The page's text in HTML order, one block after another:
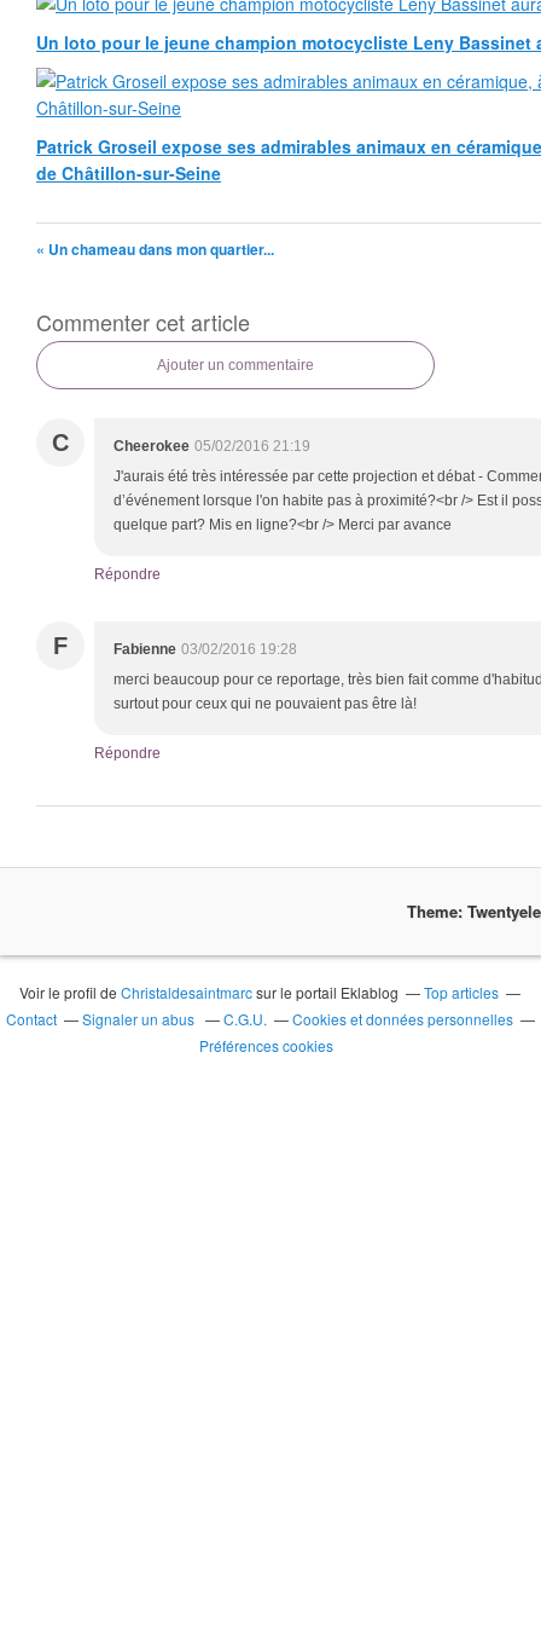
Un loto pour le jeune champion motocycliste Leny Bassinet
Patrick Groseil expose ses admirables animaux en
de Châtillon-sur-Seine
« Un chameau dans mon quartier...
Commenter cet article
Ajouter un commentaire
C Cheerokee 05/02/2016 21:19
J'aurais été très intéressée par cette projection et débat -
d’événement lorsque l'on habite pas à proximité?<br /> Est il
quelque part? Mis en ligne?<br /> Merci par avance
Répondre
F Fabienne 03/02/2016 19:28
merci beaucoup pour ce reportage, très bien fait comme
surtout pour ceux qui ne pouvaient pas être là!
Répondre
Theme:
Voir le profil deChristaldesaintmarcsur le portail Eklablog
Top articles
Contact
Signaler un abus C.G.U.
Cookies et données personnelles
Préférences cookies